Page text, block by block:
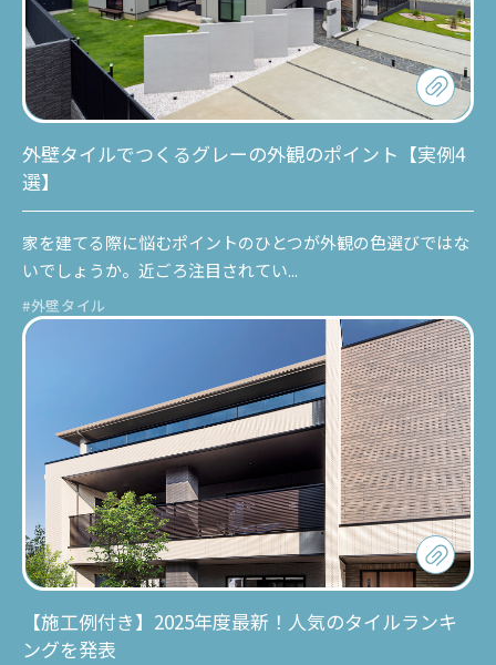
外壁タイルでつくるグレーの外観のポイント【実例4
選】
家を建てる際に悩むポイントのひとつが外観の色選びではな
いでしょうか。近ごろ注目されてい...
#外壁タイル
【施工例付き】2025年度最新！人気のタイルランキ
ングを発表